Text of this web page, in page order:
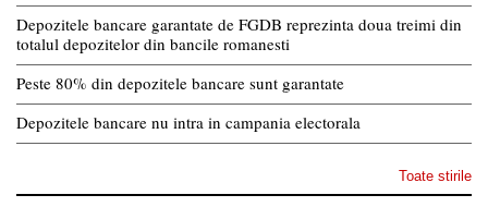
Depozitele bancare garantate de FGDB reprezinta doua treimi din
totalul depozitelor din bancile romanesti
Peste 80% din depozitele bancare sunt garantate
Depozitele bancare nu intra in campania electorala
Toate stirile